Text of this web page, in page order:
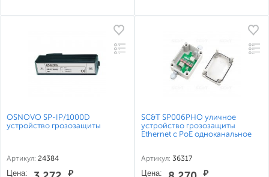
OSNOVO SP-IP/1000D
устройство грозозащиты
Артикул: 24384
Цена: ₽
SC&T SP006PHO уличное
устройство грозозащиты
Ethernet c PoE одноканальное
Артикул: 36317
Цена: ₽